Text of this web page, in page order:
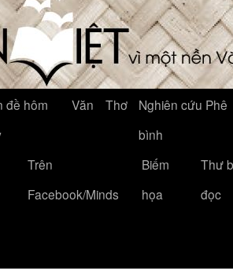
đề hôm
Văn Thơ
Nghiên cứu Phê
bình
Trên
Facebook/Minds
Biếm
họa
Thư
đọc